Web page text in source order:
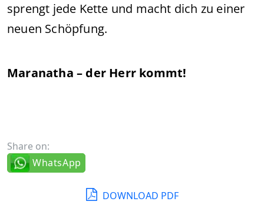
sprengt jede Kette und macht dich zu einer
neuen Schöpfung.
Maranatha – der Herr kommt!
Share on:
WhatsApp
DOWNLOAD PDF